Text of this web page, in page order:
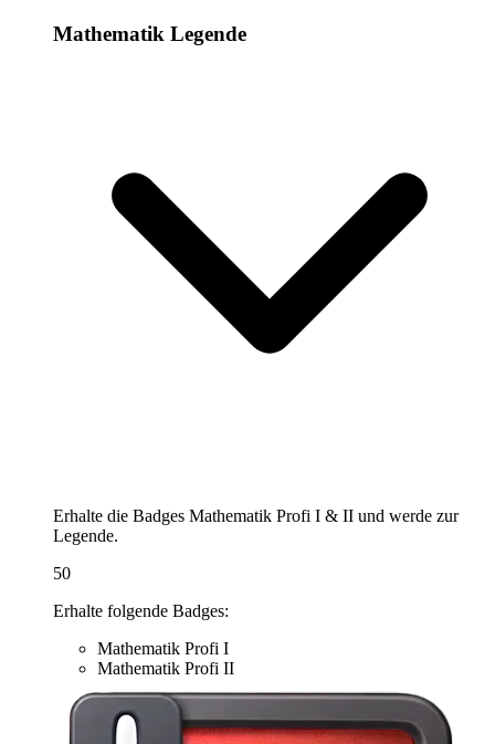
Mathematik Legende
Erhalte die Badges Mathematik Profi I & II und werde zur
Legende.
50
Erhalte folgende Badges:
Mathematik Profi I
Mathematik Profi II